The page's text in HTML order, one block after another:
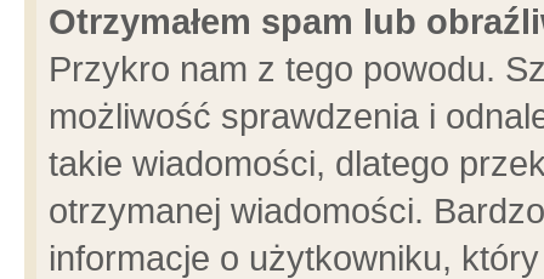
Otrzymałem spam lub
Przykro nam z tego powodu.
możliwość sprawdzenia i
takie wiadomości, dlatego
otrzymanej wiadomości.
informacje o użytkowniku,